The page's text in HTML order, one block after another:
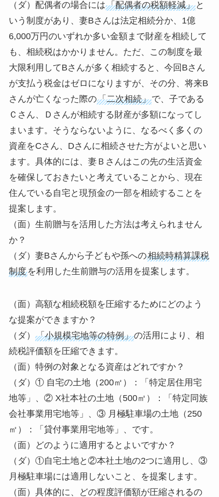
（ダ）配偶者の場合には「配偶者の税額軽減」と
いう制度があり、妻Bさんは法定相続分か、1億
6,000万円のいずれか多い金額まで財産を相続して
も、相続税はかかりません。ただ、この制度を最
大限利用してBさんが多く相続すると、今回Bさん
が支払う税金はゼロになりますが、その分、将来B
さんが亡くなった際の「二次相続」で、子である
Ｃさん、Ｄさんが相続する財産が多額になってし
まいます。そうならないように、なるべく多くの
資産をCさん、Dさんに相続させた方がよいと思い
ます。具体的には、妻Ｂさんはこの先の生活資金
を確保しておきたいと考えていることから、現在
住んでいる自宅と現預金の一部を相続することを
提案します。
（面）生前贈与を活用した方法は考えられません
か？
（ダ）妻Bさんから子どもや孫への相続時精算課税
制度を利用した生前贈与の活用を提案します。
（面）高額な相続税額を圧縮するためにどのよう
な提案ができますか？
（ダ） 「小規模宅地等の特例」の活用により、相
続税評価額を圧縮できます。
（面）特例の対象となる資産はどれですか？
（ダ）① 自宅の土地（200㎡）：「特定居住用宅
地等」、② X社本社の土地（500㎡）：「特定同族
会社事業用宅地等」、③ 月極駐車場の土地（250
㎡）：「貸付事業用宅地等」、です。
（面）どのように適用するとよいですか？
（ダ）①自宅土地と②本社土地の2つに適用し、③
月極駐車場には適用しないこと、を提案します。
（面）具体的に、どの程度評価額が圧縮されるの